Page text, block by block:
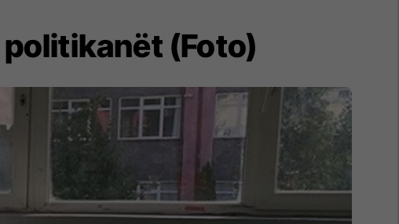
(Foto)